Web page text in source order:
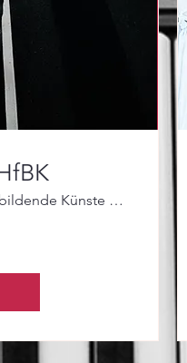
Hochschule für bildende Künste Hamburg